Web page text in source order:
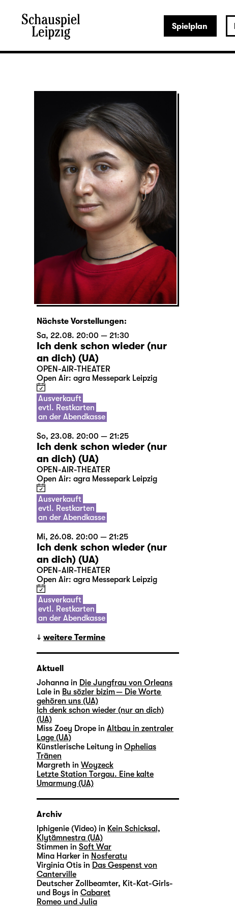
Spielplan
Nächste Vorstellungen:
Sa, 22.08. 20:00 — 21:30
Ich denk schon wieder (nur
an dich) (UA)
OPEN-AIR-THEATER
Open Air: agra Messepark Leipzig
Ausverkauft
evtl. Restkarten
an der Abendkasse
So, 23.08. 20:00 — 21:25
Ich denk schon wieder (nur
an dich) (UA)
OPEN-AIR-THEATER
Open Air: agra Messepark Leipzig
Ausverkauft
evtl. Restkarten
an der Abendkasse
Mi, 26.08. 20:00 — 21:25
Ich denk schon wieder (nur
an dich) (UA)
OPEN-AIR-THEATER
Open Air: agra Messepark Leipzig
Ausverkauft
evtl. Restkarten
an der Abendkasse
weitere Termine
Aktuell
Johanna in Die Jungfrau von Orleans
Lale in Bu sözler bizim — Die Worte
gehören uns (UA)
Ich denk schon wieder (nur an dich)
(UA)
Miss Zoey Drope in Altbau in zentraler
Lage (UA)
Künstlerische Leitung in Ophelias
Tränen
Margreth in Woyzeck
Letzte Station Torgau. Eine kalte
Umarmung (UA)
Archiv
lphigenie (Video) in Kein Schicksal,
Klytämnestra (UA)
Stimmen in Soft War
Mina Harker in Nosferatu
Virginia Otis in Das Gespenst von
Canterville
Deutscher Zollbeamter, Kit-Kat-Girls-
und Boys in Cabaret
Romeo und Julia